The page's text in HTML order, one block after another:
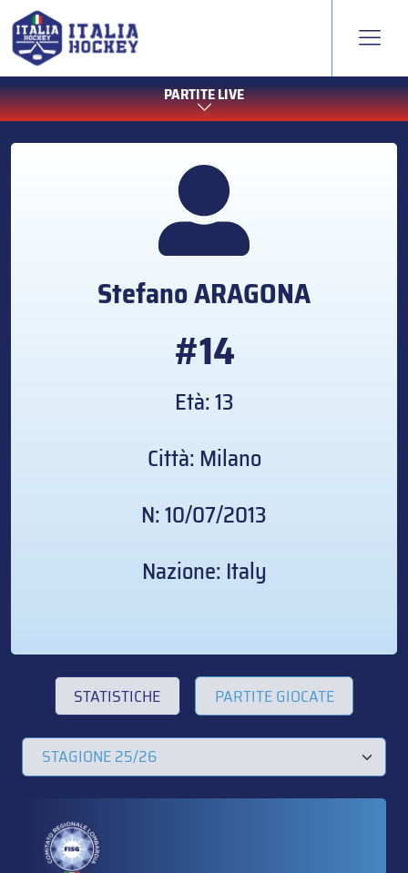
PARTITE LIVE
StefanoARAGONA
#14
Età: 13
Città: Milano
N: 10/07/2013
Nazione: Italy
STATISTICHE PARTITE GIOCATE